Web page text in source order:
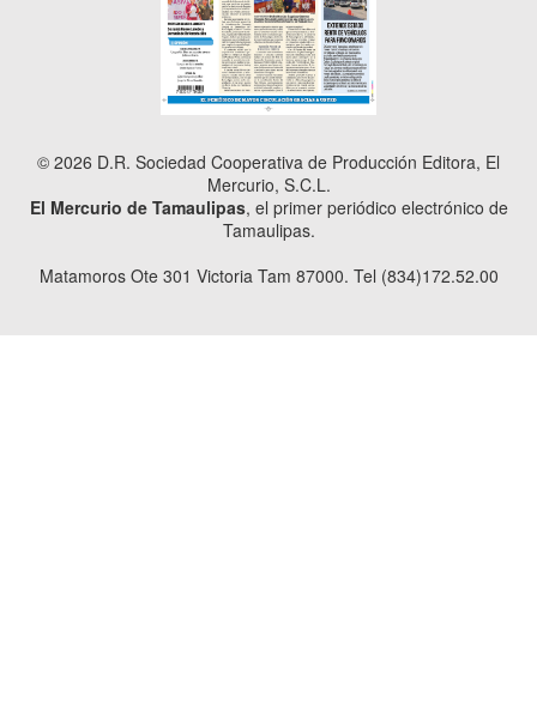
© 2026 D.R. Sociedad Cooperativa de Producción Editora, El
Mercurio, S.C.L.
El Mercurio de Tamaulipas, el primer periódico electrónico de
Tamaulipas.
Matamoros Ote 301 Victoria Tam 87000. Tel (834)172.52.00